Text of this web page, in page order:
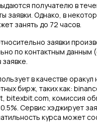
получателю в
заявки. Однако, в
занять до 72 часов.
заявки
по контактным данным
в качестве оракул
бирж, таких как:
bitexbit.com, комиссия
Сервис хэджирует
курса может